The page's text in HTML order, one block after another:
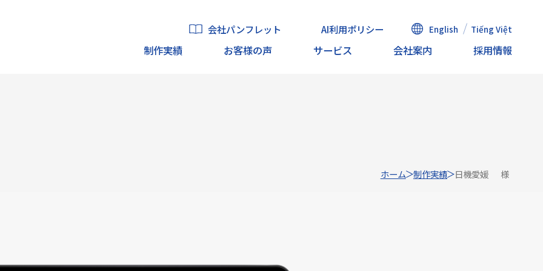
会社パンフレット AI利用ポリシー English Tiếng Việt
制作実績 お客様の声 サービス 会社案内 採用情報
ホーム 制作実績 日機愛媛 様